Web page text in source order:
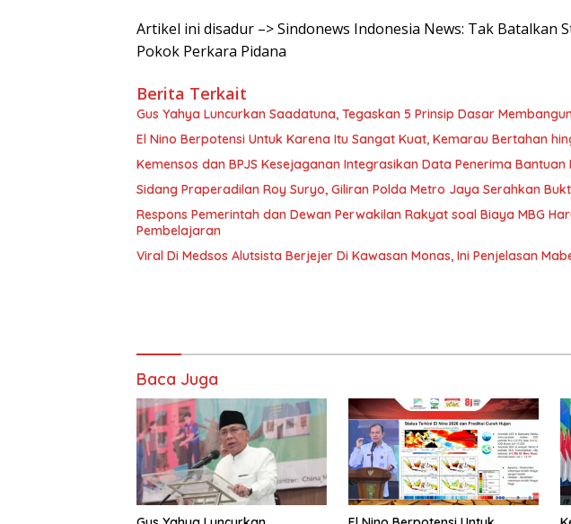
Artikel ini disadur –> Sindonews Indonesia News: Tak Batalkan
Pokok Perkara Pidana
Berita Terkait
Gus Yahya Luncurkan Saadatuna, Tegaskan 5 Prinsip Dasar
El Nino Berpotensi Untuk Karena Itu Sangat Kuat, Kemarau Bertahan
Kemensos dan BPJS Kesejaganan Integrasikan Data Penerima Bantuan
Sidang Praperadilan Roy Suryo, Giliran Polda Metro Jaya Serahkan
Respons Pemerintah dan Dewan Perwakilan Rakyat soal Biaya MBG
Pembelajaran
Viral Di Medsos Alutsista Berjejer Di Kawasan Monas, Ini Penjelasan
Baca Juga